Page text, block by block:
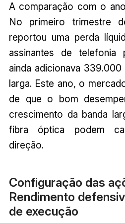
A comparação com o
No primeiro trimestre
reportou uma perda
assinantes de telefonia
ainda adicionava 339.000
larga. Este ano, o
de que o bom
crescimento da banda
fibra óptica podem
direção.
Configuração das
Rendimento
de execução